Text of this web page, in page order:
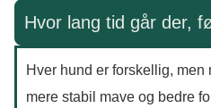
Hvor lang tid går der,
Hver hund er forskellig,
mere stabil mave og bedre